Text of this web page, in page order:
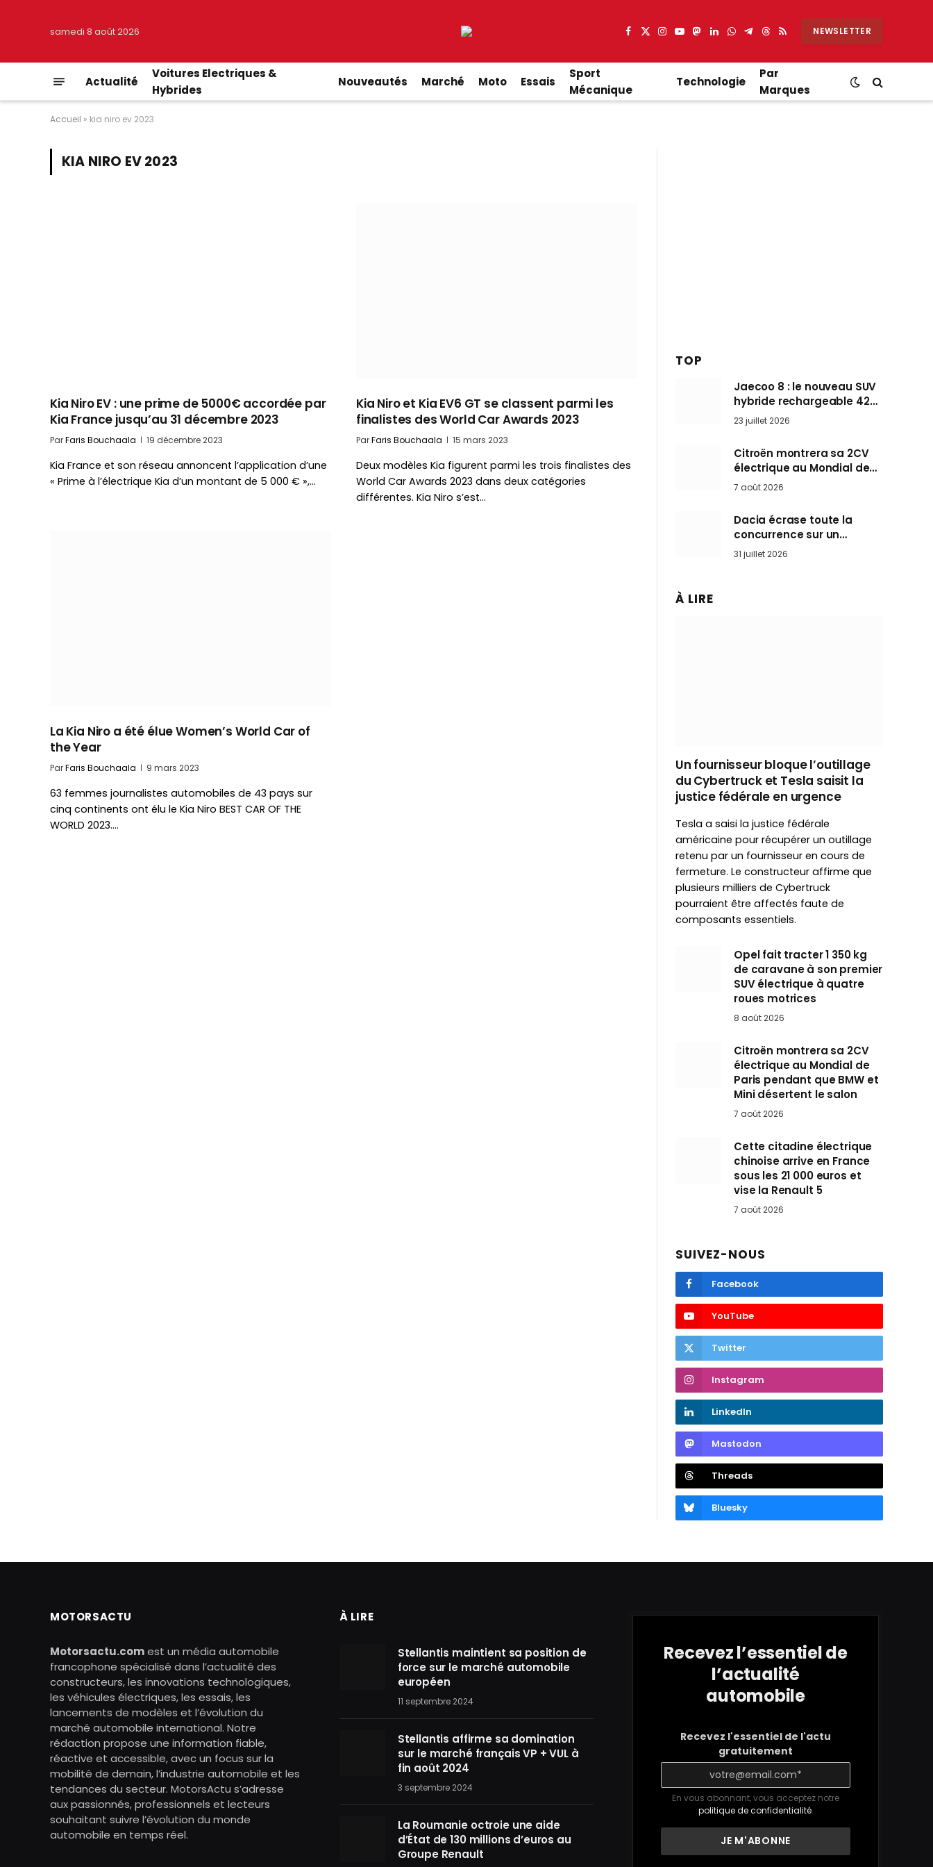
samedi 8 août 2026 Facebook
X
Instagram
YouTube
Mastodon
LinkedIn
WhatsApp
Partager
Telegram
Threads
RSS NEWSLETTER
Actualité
Voitures Electriques &
Hybrides
Nouveautés Marché Moto Essais
Sport
Mécanique
Technologie
Par
Marques
Accueil » kia niro ev 2023
KIA NIRO EV 2023
Kia Niro EV : une prime de 5000€ accordée par
Kia France jusqu’au 31 décembre 2023
ParFaris Bouchaala 19 décembre 2023
Kia France et son réseau annoncent l’application d’une
« Prime à l’électrique Kia d’un montant de 5 000 € »,…
Kia Niro et Kia EV6 GT se classent parmi les
finalistes des World Car Awards 2023
ParFaris Bouchaala 15 mars 2023
Deux modèles Kia figurent parmi les trois finalistes des
World Car Awards 2023 dans deux catégories
différentes. Kia Niro s’est…
La Kia Niro a été élue Women’s World Car of
the Year
ParFaris Bouchaala 9 mars 2023
63 femmes journalistes automobiles de 43 pays sur
cinq continents ont élu le Kia Niro BEST CAR OF THE
WORLD 2023.…
TOP
Jaecoo 8 : le nouveau SUV
hybride rechargeable 428
ch qui vise l’Audi Q7 arrive
en Europe cet automne
23 juillet 2026
Citroën montrera sa 2CV
électrique au Mondial de
Paris pendant que BMW et
7 août 2026
Dacia écrase toute la
concurrence sur un
marché où personne ne
l’attendait
31 juillet 2026
À LIRE
Un fournisseur bloque l’outillage
du Cybertruck et Tesla saisit la
justice fédérale en urgence
Tesla a saisi la justice fédérale
américaine pour récupérer un outillage
retenu par un fournisseur en cours de
fermeture. Le constructeur affirme que
plusieurs milliers de Cybertruck
pourraient être affectés faute de
composants essentiels.
Opel fait tracter 1 350 kg
de caravane à son premier
SUV électrique à quatre
roues motrices
8 août 2026
Citroën montrera sa 2CV
électrique au Mondial de
Paris pendant que BMW et
Mini désertent le salon
7 août 2026
Cette citadine électrique
chinoise arrive en France
sous les 21 000 euros et
vise la Renault 5
7 août 2026
SUIVEZ-NOUS
Facebook
YouTube
Twitter
Instagram
LinkedIn
Mastodon
Threads
Bluesky
MOTORSACTU
Motorsactu.comest un média automobile
francophone spécialisé dans l’actualité des
constructeurs, les innovations technologiques,
les véhicules électriques, les essais, les
lancements de modèles et l’évolution du
marché automobile international. Notre
rédaction propose une information fiable,
réactive et accessible, avec un focus sur la
mobilité de demain, l’industrie automobile et les
tendances du secteur. MotorsActu s’adresse
aux passionnés, professionnels et lecteurs
souhaitant suivre l’évolution du monde
automobile en temps réel.
À LIRE
Stellantis maintient sa position de
force sur le marché automobile
européen
11 septembre 2024
Stellantis affirme sa domination
sur le marché français VP + VUL à
fin août 2024
3 septembre 2024
La Roumanie octroie une aide
d’État de 130 millions d’euros au
Groupe Renault
Recevez l’essentiel de
l’actualité
automobile
Recevez l'essentiel de l'actu
gratuitement
En vous abonnant, vous acceptez notre
politique de confidentialité.